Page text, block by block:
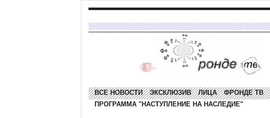
ВСЕ НОВОСТИ ЭКСКЛЮЗИВ ЛИЦА ФРОНДЕ ТВ
ПРОГРАММА "НАСТУПЛЕНИЕ НА НАСЛЕДИЕ"